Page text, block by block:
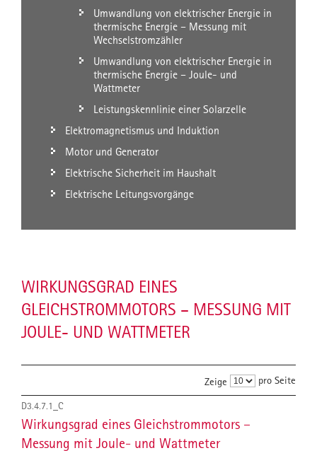
Umwandlung von elektrischer Energie in
thermische Energie – Messung mit
Wechselstromzähler
Umwandlung von elektrischer Energie in
thermische Energie – Joule- und
Wattmeter
Leistungskennlinie einer Solarzelle
Elektromagnetismus und Induktion
Motor und Generator
Elektrische Sicherheit im Haushalt
Elektrische Leitungsvorgänge
WIRKUNGSGRAD EINES
GLEICHSTROMMOTORS – MESSUNG MIT
JOULE- UND WATTMETER
Zeige pro Seite
D3.4.7.1_C
Wirkungsgrad eines Gleichstrommotors –
Messung mit Joule- und Wattmeter